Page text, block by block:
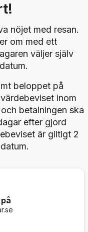
nöjet med resan.
om med ett
väljer själv
beloppet på
inom
betalningen ska
efter gjord
är giltigt 2